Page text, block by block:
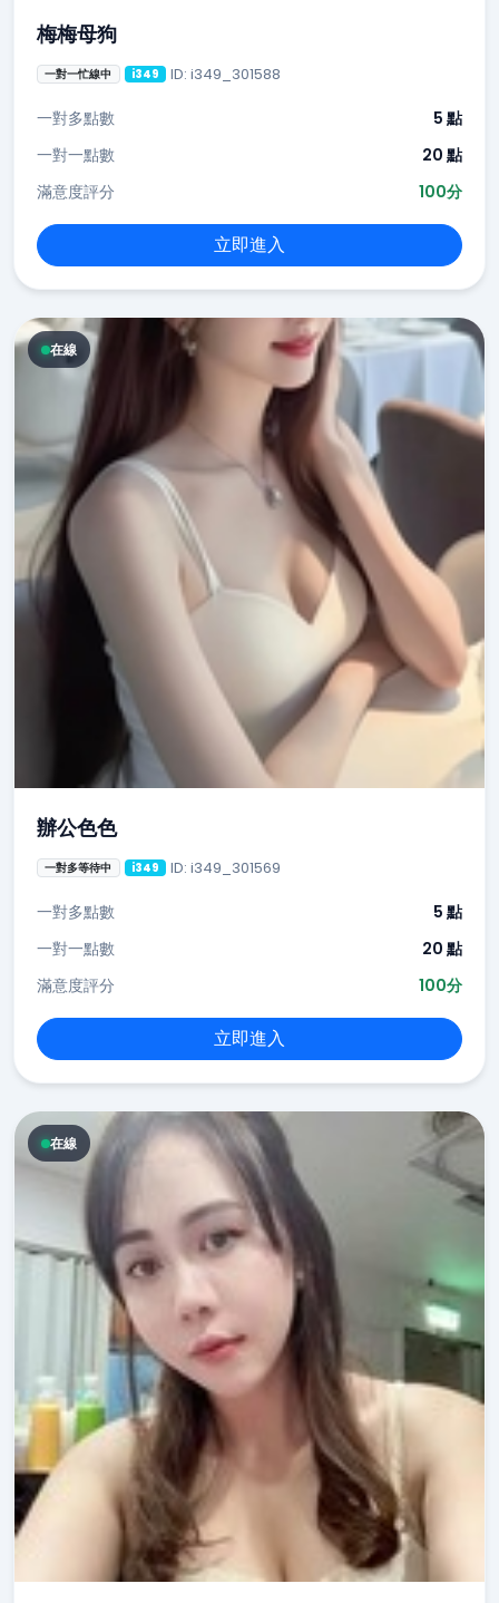
梅梅母狗
一對一忙線中 i349 ID: i349_301588
一對多點數
5 點
一對一點數
20 點
滿意度評分
100分
立即進入
在線
辦公色色
一對多等待中 i349 ID: i349_301569
一對多點數
5 點
一對一點數
20 點
滿意度評分
100分
立即進入
在線